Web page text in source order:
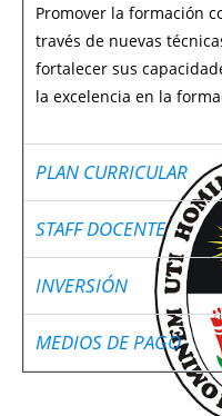
Promover la formación
través de nuevas
fortalecer sus
la excelencia en la
PLAN CURRICULAR
STAFF DOCENTE
INVERSIÓN
MEDIOS DE PAGO